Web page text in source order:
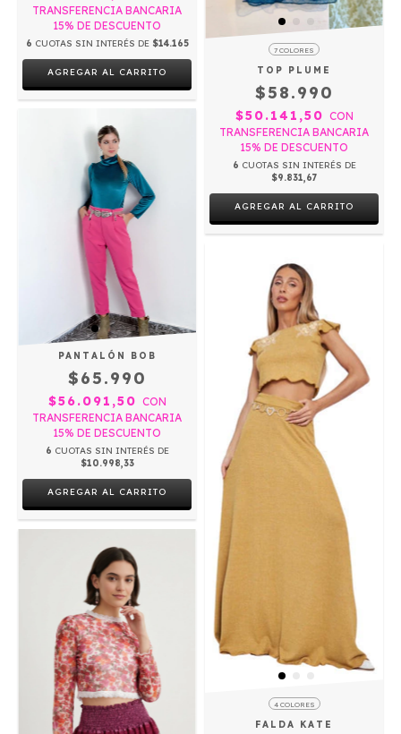
TRANSFERENCIA BANCARIA
15% DE DESCUENTO
6 CUOTAS SIN INTERÉS DE $14.165
AGREGAR AL CARRITO
PANTALÓN BOB
$65.990
$56.091,50 CON
TRANSFERENCIA BANCARIA
15% DE DESCUENTO
6 CUOTAS SIN INTERÉS DE
$10.998,33
AGREGAR AL CARRITO
7 COLORES
TOP PLUME
$58.990
$50.141,50 CON
TRANSFERENCIA BANCARIA
15% DE DESCUENTO
6 CUOTAS SIN INTERÉS DE
$9.831,67
AGREGAR AL CARRITO
4 COLORES
FALDA KATE